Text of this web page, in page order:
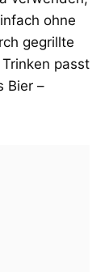
ohne
gegrillte
passt
Bier –